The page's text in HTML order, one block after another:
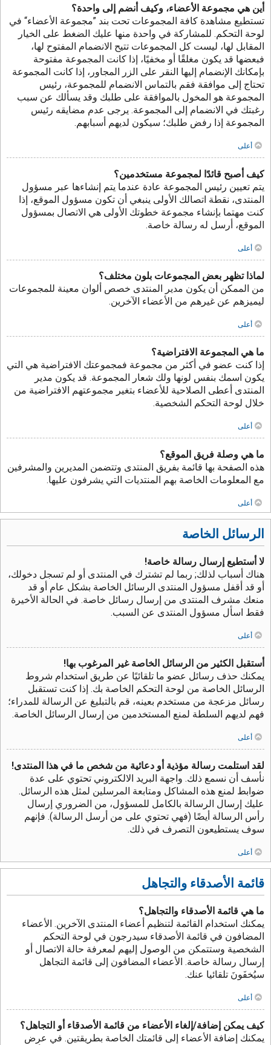
أين هي مجموعة الأعضاء، وكيف أنضم إلى واحدة؟
تستطيع مشاهدة كافة المجموعات تحت بند ”مجموعة الأعضاء“ في
لوحة التحكم. للمشاركة في واحدة منها عليك الضغط على الخيار
المقابل لها، ليست كل المجموعات تتيح الانضمام المفتوح لها،
فبعضها قد يكون مغلقًا أو مخفيًا، إذا كانت المجموعة مفتوحة
بإمكانك الإنضمام إليها النقر على الزر المجاور، إذا كانت المجموعة
تحتاج إلى موافقة فقم بالتماس الانضمام للمجموعة، رئيس
المجموعة هو المخول بالموافقة على طلبك وقد يسألك عن سبب
رغبتك في الانضمام إلى المجموعة. يرجى عدم مضايقه رئيس
المجموعة إذا رفض طلبك؛ سيكون لديهم أسبابهم.
أعلى
كيف أصبح قائدًا لمجموعة مستخدمين؟
يتم تعيين رئيس المجموعة عادة عندما يتم إنشاءها عبر مسؤول
المنتدى، نقطة اتصالك الأولى ينبغي أن تكون مسؤول الموقع، إذا
كنت مهتما بإنشاء مجموعة خطوتك الأولى هي الاتصال بمسؤول
الموقع، أرسل له رسالة خاصة.
أعلى
لماذا تظهر بعض المجموعات بلون مختلف؟
من الممكن أن يكون مدير المنتدى خصص ألوان معينة للمجموعات
ليميزهم عن غيرهم من الأعضاء الآخرين.
أعلى
ما هي المجموعة الافتراضية؟
إذا كنت عضو في أكثر من مجموعة فمجموعتك الافتراضية هي التي
يكون اسمك بنفس لونها ولك شعار المجموعة. قد يكون مدير
المنتدى أعطى الصلاحية للأعضاء بتغير مجموعتهم الافتراضية من
خلال لوحة التحكم الشخصية.
أعلى
ما هي وصلة فريق الموقع؟
هذه الصفحة بها قائمة بفريق المنتدى وتتضمن المديرين والمشرفين
مع المعلومات الخاصة بهم المنتديات التي يشرفون عليها.
أعلى
الرسائل الخاصة
لا أستطيع إرسال رسالة خاصة!
هناك أسباب لذلك; ربما لم تشترك في المنتدى أو لم تسجل دخولك،
أو قد أقفل مسؤول المنتدى الرسائل الخاصة بشكل عام أو قد
منعك مشرف المنتدى من إرسال رسائل خاصة. في الحالة الأخيرة
فقط اسأل مسؤول المنتدى عن السبب.
أعلى
أستقبل الكثير من الرسائل الخاصة غير المرغوب بها!
يمكنك حذف رسائل عضو ما تلقائيًا عن طريق استخدام شروط
الرسائل الخاصة من لوحة التحكم الخاصة بك. إذا كنت تستقبل
رسائل مزعجة من مستخدم بعينه، قم بالتبليغ عن الرسالة للمدراء؛
فهم لديهم السلطة لمنع المستخدمين من إرسال الرسائل الخاصة.
أعلى
لقد استلمت رسالة مؤذية أو دعائية من شخص ما في هذا المنتدى!
نأسف أن نسمع ذلك. واجهة البريد الالكتروني تحتوي على عدة
ضوابط لمنع هذه المشاكل ومتابعة المرسلين لمثل هذه الرسائل.
عليك إرسال الرسالة بالكامل للمسؤول، من الضروري إرسال
رأس الرسالة أيضًا (فهي تحتوي على من أرسل الرسالة). فإنهم
سوف يستطيعون التصرف في ذلك.
أعلى
قائمة الأصدقاء والتجاهل
ما هي قائمة الأصدقاء والتجاهل؟
يمكنك استخدام القائمة لتنظيم أعضاء المنتدى الآخرين. الأعضاء
المضافون في قائمة الأصدقاء سيدرجون في لوحة التحكم
الشخصية وستتمكن من الوصول إليهم لمعرفة حالة الاتصال أو
إرسال رسالة خاصة. الأعضاء المضافون إلى قائمة التجاهل
سيُخفَونَ تلقائيا عنك.
أعلى
كيف يمكن إضافة/إلغاء الأعضاء من قائمة الأصدقاء أو التجاهل؟
يمكنك إضافة الأعضاء إلى قائمتك الخاصة بطريقتين. في عرض